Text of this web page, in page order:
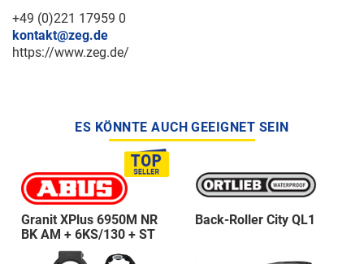
+49 (0)221 17959 0
kontakt@zeg.de
https://www.zeg.de/
ES KÖNNTE AUCH GEEIGNET SEIN
Granit XPlus 6950M NR
BK AM + 6KS/130 + ST
Back-Roller City QL1